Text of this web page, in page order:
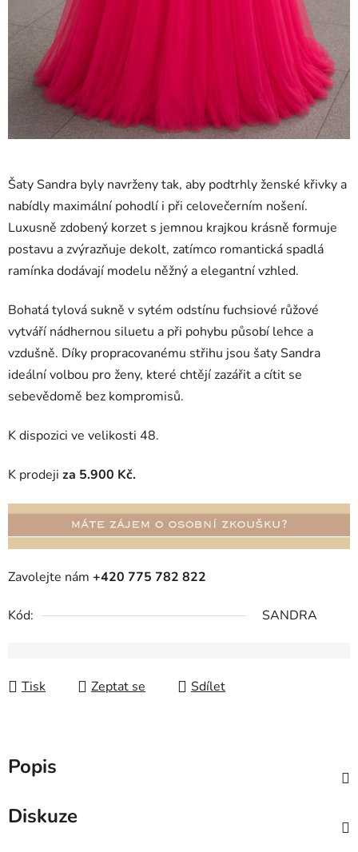
Šaty Sandra byly navrženy tak, aby podtrhly ženské křivky a
nabídly maximální pohodlí i při celovečerním nošení.
Luxusně zdobený korzet s jemnou krajkou krásně formuje
postavu a zvýrazňuje dekolt, zatímco romantická spadlá
ramínka dodávají modelu něžný a elegantní vzhled.
Bohatá tylová sukně v sytém odstínu fuchsiové růžové
vytváří nádhernou siluetu a při pohybu působí lehce a
vzdušně. Díky propracovanému střihu jsou šaty Sandra
ideální volbou pro ženy, které chtějí zazářit a cítit se
sebevědomě bez kompromisů.
K dispozici ve velikosti 48.
K prodeji za 5.900 Kč.
Zavolejte nám +420 775 782 822
Kód: SANDRA
Tisk Zeptat se Sdílet
Popis
Diskuze